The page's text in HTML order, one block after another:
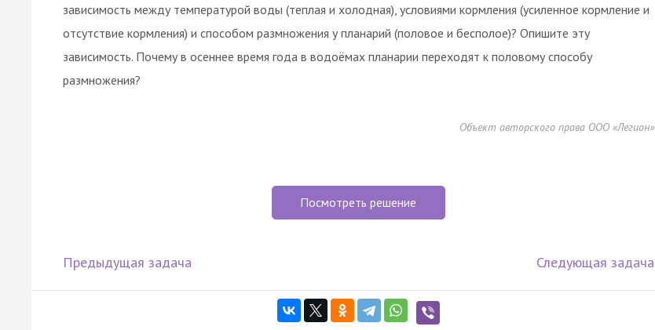
зависимость между температурой воды (теплая и холодная), условиями кормления (усиленное кормление и
отсутствие кормления) и способом размножения у планарий (половое и бесполое)? Опишите эту
зависимость. Почему в осеннее время года в водоёмах планарии переходят к половому способу
размножения?
Объект авторского права ООО «Легион»
Посмотреть решение
Предыдущая задача Следующая задача